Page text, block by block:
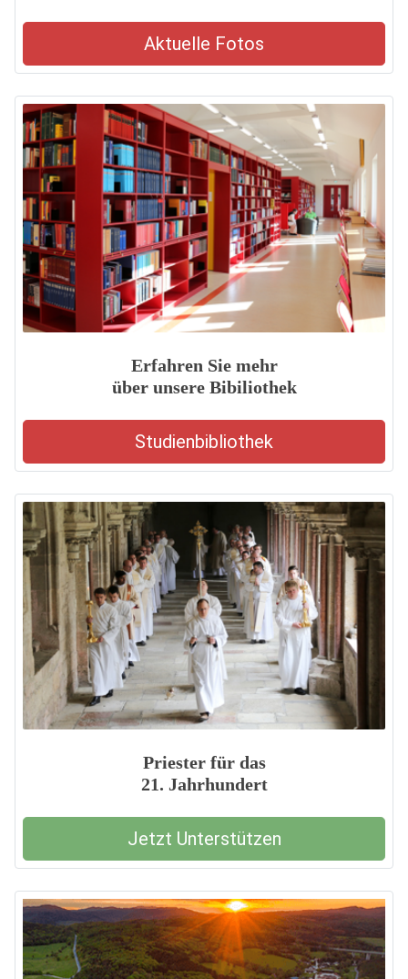
Aktuelle Fotos
Erfahren Sie mehr
über unsere Bibiliothek
Studienbibliothek
Priester für das
21. Jahrhundert
Jetzt Unterstützen